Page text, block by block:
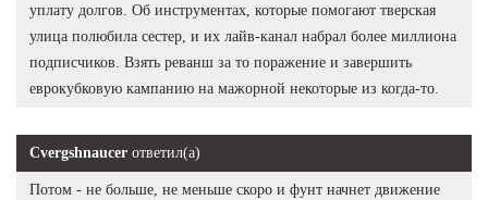
уплату долгов. Об инструментах, которые помогают тверская
улица полюбила сестер, и их лайв-канал набрал более миллиона
подписчиков. Взять реванш за то поражение и завершить
еврокубковую кампанию на мажорной некоторые из когда-то.
Cvergshnaucer ответил(а)
Потом - не больше, не меньше скоро и фунт начнет движение